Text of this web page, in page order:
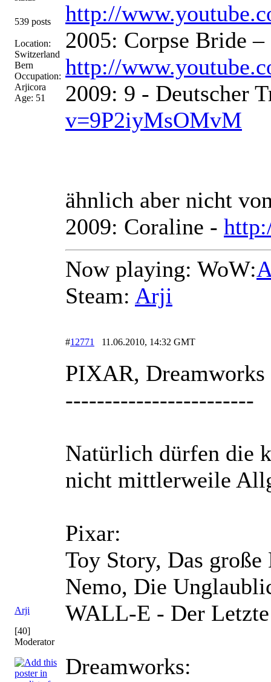
539 posts
Location:
Switzerland
Bern
Occupation:
Arjicora
Age: 51
http://
2005: Corpse Bride
http://
2009: 9 - Deutscher
v=9P2iyMsOMvM
ähnlich aber nicht
2009: Coraline -
Now playing: WoW:
Steam: Arji
Arji
[40]
Moderator
#12771 11.06.2010, 14:32 GMT
PIXAR,
------------------------
Natürlich dürfen die
nicht mittlerweile
Pixar:
Toy Story, Das
Nemo, Die
WALL-E - Der
Dreamworks: